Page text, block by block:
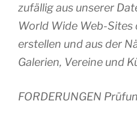
zufällig aus unserer
World Wide Web-
erstellen und aus der
Galerien, Vereine und
FORDERUNGEN